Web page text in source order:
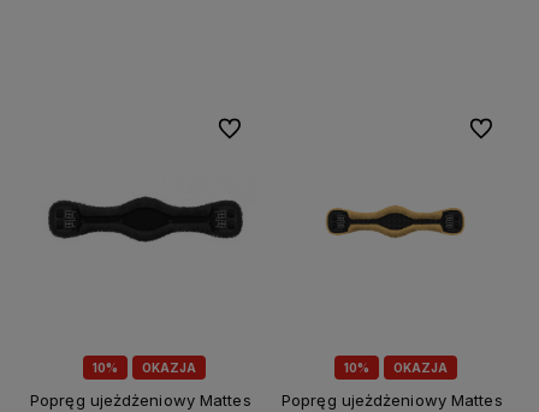
10% OKAZJA
Popręg ujeżdżeniowy Mattes
Do ulubionych
10% OKAZJA
Popręg ujeżdżeniowy Mattes
Do